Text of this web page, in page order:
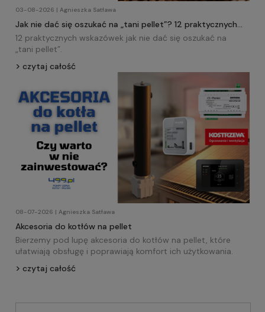
03-08-2026 | Agnieszka Satława
Jak nie dać się oszukać na „tani pellet”? 12 praktycznych
wskazówek!
12 praktycznych wskazówek jak nie dać się oszukać na
„tani pellet”.
czytaj całość
08-07-2026 | Agnieszka Satława
Akcesoria do kotłów na pellet
Bierzemy pod lupę akcesoria do kotłów na pellet, które
ułatwiają obsługę i poprawiają komfort ich użytkowania.
czytaj całość